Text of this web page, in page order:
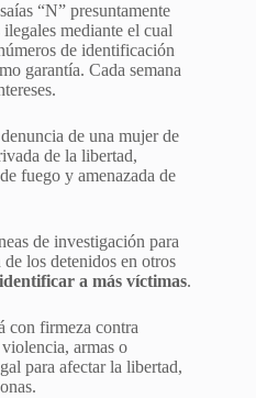
“N” presuntamente
mediante el cual
de identificación
garantía. Cada semana
de una mujer de
de la libertad,
fuego y amenazada de
de investigación para
los detenidos en otros
a más víctimas.
con firmeza contra
armas o
para afectar la libertad,